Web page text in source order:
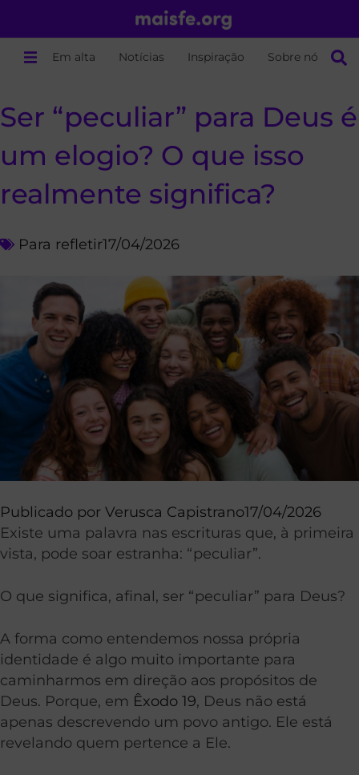
Em alta Notícias Inspiração Sobre nós
Ser “peculiar” para Deus é
um elogio? O que isso
realmente significa?
Para refletir17/04/2026
Publicado por Verusca Capistrano17/04/2026
Existe uma palavra nas escrituras que, à primeira
vista, pode soar estranha: “peculiar”.
O que significa, afinal, ser “peculiar” para Deus?
A forma como entendemos nossa própria
identidade é algo muito importante para
caminharmos em direção aos propósitos de
Deus. Porque, em Êxodo 19, Deus não está
apenas descrevendo um povo antigo. Ele está
revelando quem pertence a Ele.